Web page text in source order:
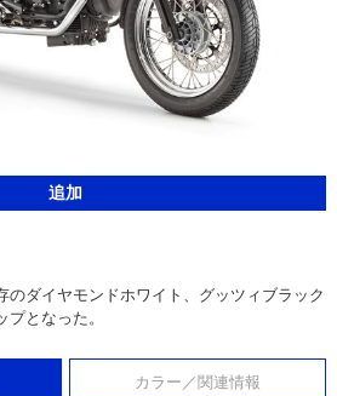
追加
のダイヤモンドホワイト、グッツィブラック
となった。
カラー／関連情報